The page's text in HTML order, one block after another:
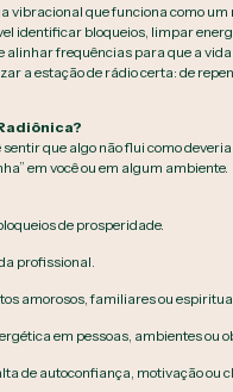
vibracional que funciona como um
identificar bloqueios, limpar
frequências para que a vida
a estação de rádio certa: de
que algo não flui como deveria
em você ou em algum ambiente.
de prosperidade.
profissional.
amorosos, familiares ou
em pessoas, ambientes ou
de autoconfiança, motivação ou